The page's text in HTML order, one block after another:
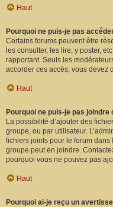
Haut
Pourquoi ne puis-je pas
Certains forums peuvent être
les consulter, les lire, y poster,
rapportant. Seuls les
accorder ces accès, vous devez
Haut
Pourquoi ne puis-je pas
La possibilité d’ajouter des
groupe, ou par utilisateur.
fichiers joints pour le forum
groupe peut en joindre.
pourquoi vous ne pouvez pas
Haut
Pourquoi ai-je reçu un